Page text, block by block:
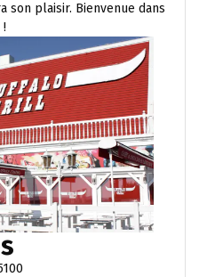
son plaisir. Bienvenue dans